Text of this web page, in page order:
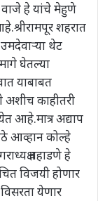
हे यांचे मेहुणे
शहरात
थेट
घेतल्या
याबाबत
अशीच काहीतरी
आहे.मात्र अद्याप
आव्हान कोल्हे
वहाडणे हे
विजयी होणार
येणार